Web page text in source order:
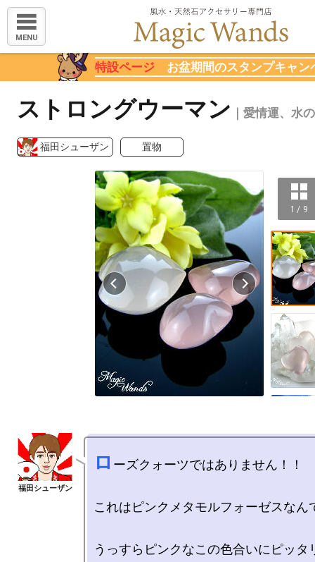
MENU
特設ページ お盆期間のスタンプキャン
ストロングウーマン ｜愛情運、水
福田シューザン 置物
1 / 9
ロ ーズクォーツではありません！！
これはピンクメタモルフォーゼスなん
うっすらピンクなこの色合いにピッタ